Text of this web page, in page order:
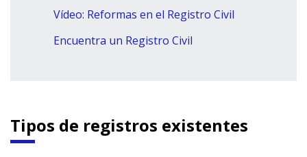
Vídeo: Reformas en el Registro Civil
Encuentra un Registro Civil
Tipos de registros existentes